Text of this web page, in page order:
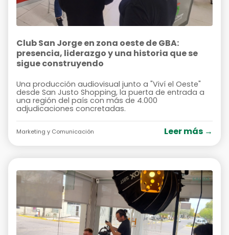
Club San Jorge en zona oeste de GBA:
presencia, liderazgo y una historia que se
sigue construyendo
Una producción audiovisual junto a "Viví el Oeste"
desde San Justo Shopping, la puerta de entrada a
una región del país con más de 4.000
adjudicaciones concretadas.
Marketing y Comunicación Leer más →